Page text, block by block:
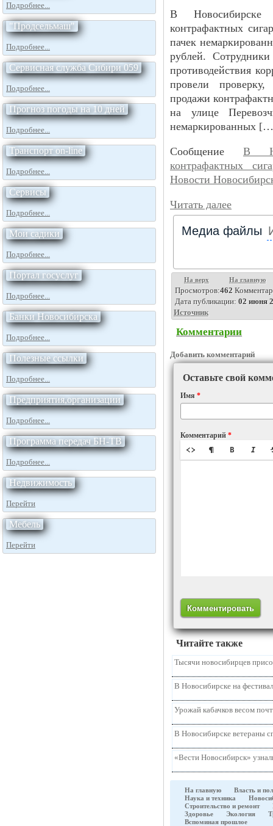
Подробнее...
"Продсельмаш"
Подробнее...
Сервисная служба Сибири 059
Подробнее...
Прогноз погоды на 10 дней
Подробнее...
Транспорт on-line
Подробнее...
Сервисы
Подробнее...
Мои садики
Подробнее...
Портал госуслуг
Подробнее...
Банки Новосибирска
Подробнее...
Полезные ссылки
Подробнее...
Предприятия,организации
Подробнее...
Программа передач БН-ТВ
Подробнее...
Недвижимость
Перейти
Мебель
Перейти
В Новосибирске
контрафактных
пачек
рублей.
противодействия
провели
продажи
на улице
немаркированных
Сообщение В
контрафактных
Новости
Читать далее
Медиа файлы
На верх На главную
Просмотров:462
Дата публикации: 02 июня
Источник
Комментарии
Добавить комментарий
Оставьте свой
Имя *
Комментарий *
Читайте также
Тысячи новосибирцев
В Новосибирске на
Урожай кабачков весом
В Новосибирске ветераны
«Вести Новосибирск»
На главную
Власть и
Наука и техника
Строительство и ремонт
Здоровье
Экология
Вспоминая прошлое